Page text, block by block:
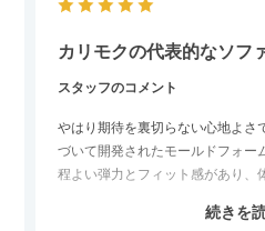
カリモクの代表的なソフ
スタッフのコメント
やはり期待を裏切らない心地よさ
づいて開発されたモールドフォー
程よい弾力とフィット感があり、
リラックスタイムによさそうでし
続きを